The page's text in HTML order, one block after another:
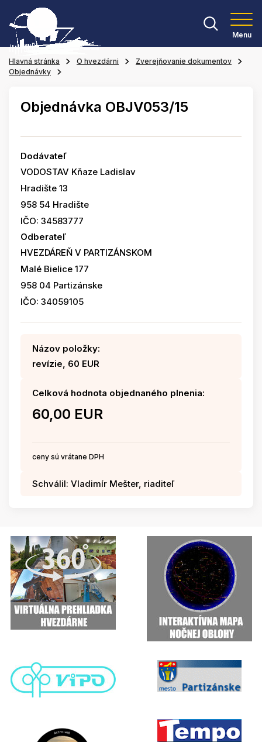
Menu
Hlavná stránka O hvezdárni
Zverejňovanie dokumentov
Objednávky
Objednávka OBJV053/15
Dodávateľ
VODOSTAV Kňaze Ladislav
Hradište 13
958 54 Hradište
IČO: 34583777
Odberateľ
HVEZDÁREŇ V PARTIZÁNSKOM
Malé Bielice 177
958 04 Partizánske
IČO: 34059105
Názov položky:
revízie, 60 EUR
Celková hodnota objednaného plnenia:
60,00 EUR
ceny sú vrátane DPH
Schválil: Vladimír Mešter, riaditeľ